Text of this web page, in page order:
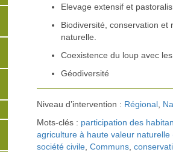
Elevage extensif et
Biodiversité, conservation et
naturelle.
Coexistence du loup avec
Géodiversité
Niveau d’intervention : Régional,
Mots-clés : participation des
agriculture à haute valeur naturelle
société civile, Communs,